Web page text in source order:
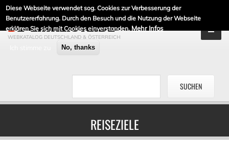
Diese Webseite verwendet sog. Cookies zur Verbesserung der
Benutzererfahrung. Durch den Besuch und die Nutzung der Webseite
erklären Sie sich mit Cookies einverstanden. Mehr Infos
No, thanks
DE-LINKLISTE.DE
WEBKATALOG DEUTSCHLAND & ÖSTERREICH
REISEZIELE